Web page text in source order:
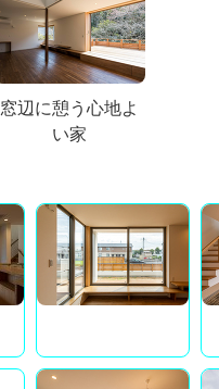
窓辺に憩う心地よ
い家